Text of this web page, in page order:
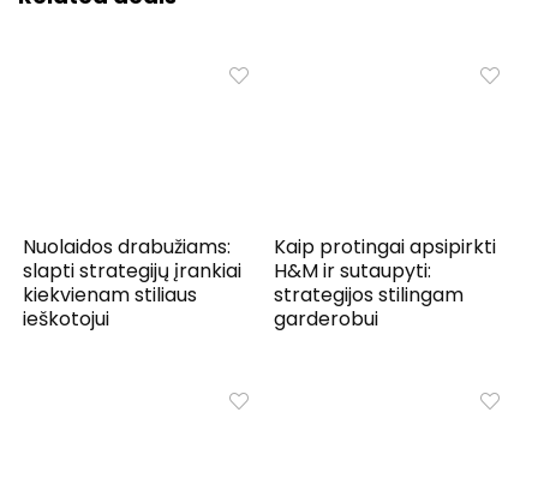
Nuolaidos drabužiams:
slapti strategijų įrankiai
kiekvienam stiliaus
ieškotojui
Kaip protingai apsipirkti
H&M ir sutaupyti:
strategijos stilingam
garderobui